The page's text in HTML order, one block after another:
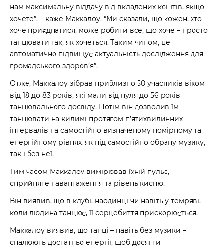
нам максимальну віддачу від вкладених коштів, якщо
хочете”, – каже Маккалоу. “Ми сказали, що кожен, хто
хоче приєднатися, може робити все, що хоче – просто
танцювати так, як хочеться. Таким чином, це
автоматично підвищує актуальність дослідження для
громадського здоров’я”.
Отже, Маккалоу зібрав приблизно 50 учасників віком
від 18 до 83 років, які мали від нуля до 56 років
танцювального досвіду. Потім він дозволив їм
танцювати на килимі протягом п’ятихвилинних
інтервалів на самостійно визначеному помірному та
енергійному рівнях, як під самостійно обрану музику,
так і без неї.
Тим часом Маккалоу вимірював їхній пульс,
сприйняте навантаження та рівень кисню.
Він виявив, що в клубі, наодинці чи навіть у темряві,
коли людина танцює, її серцебиття прискорюється.
Маккалоу виявив, що танці – навіть без музики –
спалюють достатньо енергії, щоб досягти